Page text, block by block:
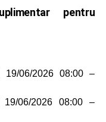
pentru
19/06/2026 08:00 –
06/2026 08:00 –